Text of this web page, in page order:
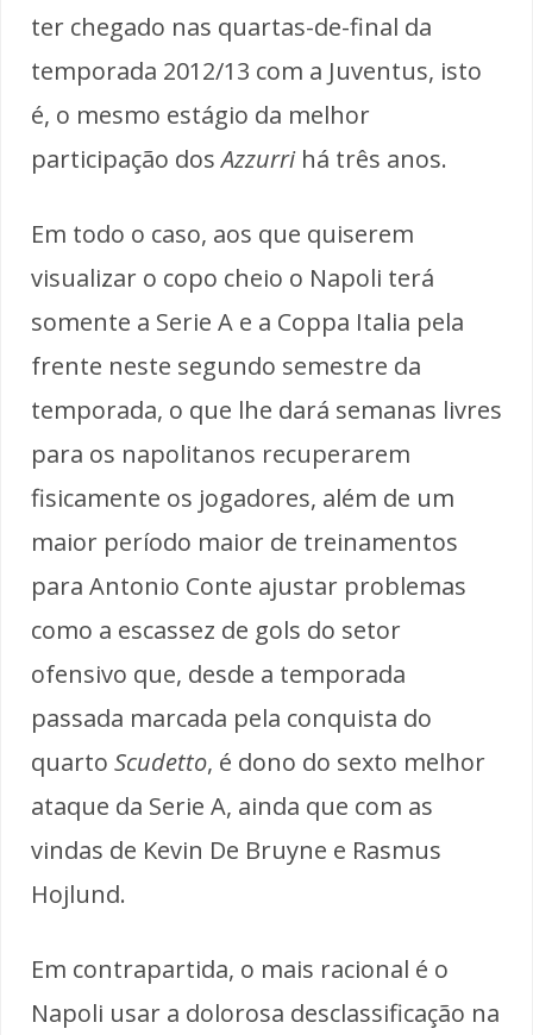
ter chegado nas quartas-de-final da
temporada 2012/13 com a Juventus, isto
é, o mesmo estágio da melhor
participação dosAzzurri há três anos.
Em todo o caso, aos que quiserem
visualizar o copo cheio o Napoli terá
somente a Serie A e a Coppa Italia pela
frente neste segundo semestre da
temporada, o que lhe dará semanas livres
para os napolitanos recuperarem
fisicamente os jogadores, além de um
maior período maior de treinamentos
para Antonio Conte ajustar problemas
como a escassez de gols do setor
ofensivo que, desde a temporada
passada marcada pela conquista do
quarto Scudetto, é dono do sexto melhor
ataque da Serie A, ainda que com as
vindas de Kevin De Bruyne e Rasmus
Hojlund.
Em contrapartida, o mais racional é o
Napoli usar a dolorosa desclassificação na